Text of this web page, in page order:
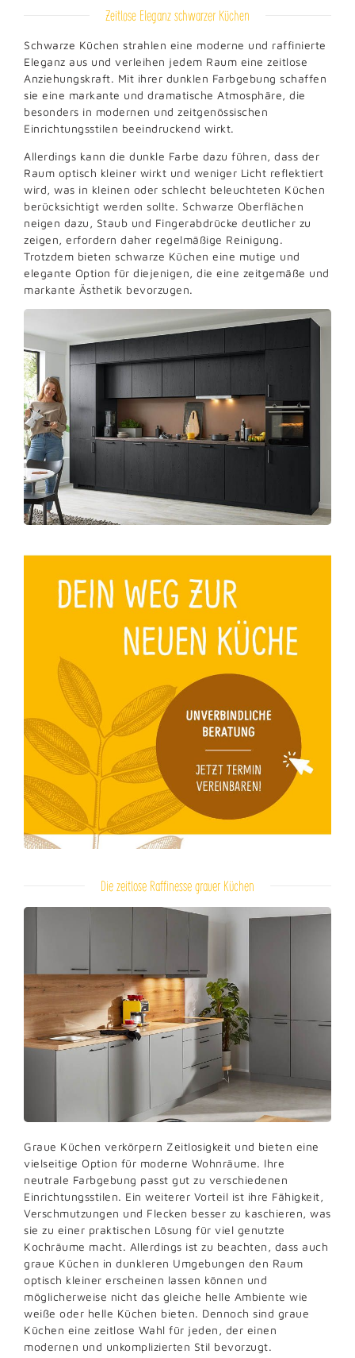
Zeitlose Eleganz schwarzer Küchen
Schwarze Küchen strahlen eine moderne und raffinierte
Eleganz aus und verleihen jedem Raum eine zeitlose
Anziehungskraft. Mit ihrer dunklen Farbgebung schaffen
sie eine markante und dramatische Atmosphäre, die
besonders in modernen und zeitgenössischen
Einrichtungsstilen beeindruckend wirkt.
Allerdings kann die dunkle Farbe dazu führen, dass der
Raum optisch kleiner wirkt und weniger Licht reflektiert
wird, was in kleinen oder schlecht beleuchteten Küchen
berücksichtigt werden sollte. Schwarze Oberflächen
neigen dazu, Staub und Fingerabdrücke deutlicher zu
zeigen, erfordern daher regelmäßige Reinigung.
Trotzdem bieten schwarze Küchen eine mutige und
elegante Option für diejenigen, die eine zeitgemäße und
markante Ästhetik bevorzugen.
Die zeitlose Raffinesse grauer Küchen
Graue Küchen verkörpern Zeitlosigkeit und bieten eine
vielseitige Option für moderne Wohnräume. Ihre
neutrale Farbgebung passt gut zu verschiedenen
Einrichtungsstilen. Ein weiterer Vorteil ist ihre Fähigkeit,
Verschmutzungen und Flecken besser zu kaschieren, was
sie zu einer praktischen Lösung für viel genutzte
Kochräume macht. Allerdings ist zu beachten, dass auch
graue Küchen in dunkleren Umgebungen den Raum
optisch kleiner erscheinen lassen können und
möglicherweise nicht das gleiche helle Ambiente wie
weiße oder helle Küchen bieten. Dennoch sind graue
Küchen eine zeitlose Wahl für jeden, der einen
modernen und unkomplizierten Stil bevorzugt.